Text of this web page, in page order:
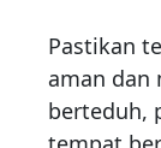
Pastikan
aman dan
berteduh,